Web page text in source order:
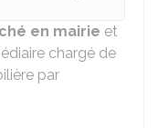
en mairie et
chargé de
par